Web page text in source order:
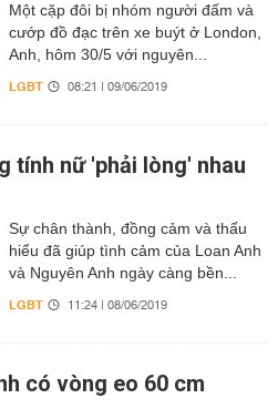
Một cặp đôi bị nhóm người đấm và
cướp đồ đạc trên xe buýt ở London,
Anh, hôm 30/5 với nguyên...
LGBT 08:21 | 09/06/2019
tính nữ 'phải lòng' nhau
Sự chân thành, đồng cảm và thấu
hiểu đã giúp tình cảm của Loan Anh
và Nguyên Anh ngày càng bền...
LGBT 11:24 | 08/06/2019
có vòng eo 60 cm